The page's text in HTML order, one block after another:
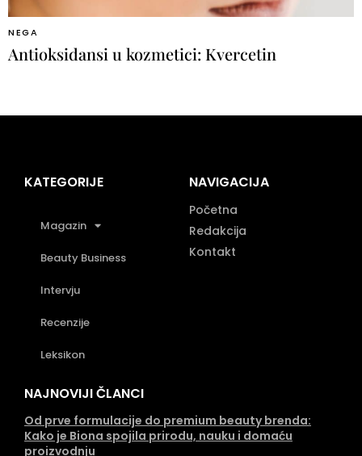
NEGA
Antioksidansi u kozmetici: Kvercetin
KATEGORIJE
Magazin
Beauty Business
Intervju
Recenzije
Leksikon
NAVIGACIJA
Početna
Redakcija
Kontakt
NAJNOVIJI ČLANCI
Od prve formulacije do premium beauty brenda:
Kako je Biona spojila prirodu, nauku i domaću
proizvodnju